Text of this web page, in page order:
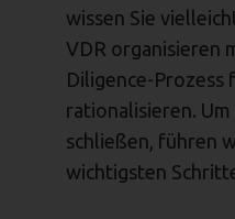
wissen Sie
VDR organisieren
Diligence-Prozess
rationalisieren. Um
schließen, führen
wichtigsten